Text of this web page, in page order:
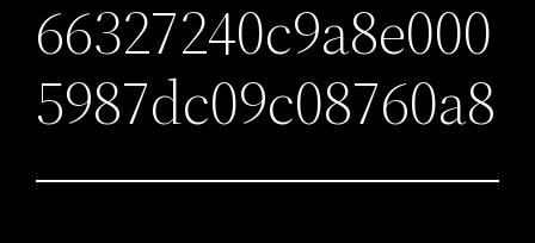
66327240c9a8e000
5987dc09c08760a8